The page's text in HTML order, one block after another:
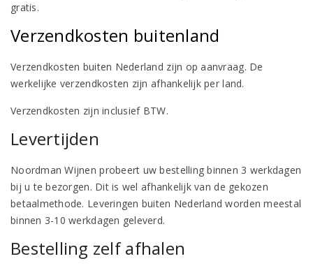
gratis.
Verzendkosten buitenland
Verzendkosten buiten Nederland zijn op aanvraag. De
werkelijke verzendkosten zijn afhankelijk per land.
Verzendkosten zijn inclusief BTW.
Levertijden
Noordman Wijnen probeert uw bestelling binnen 3 werkdagen
bij u te bezorgen. Dit is wel afhankelijk van de gekozen
betaalmethode. Leveringen buiten Nederland worden meestal
binnen 3-10 werkdagen geleverd.
Bestelling zelf afhalen